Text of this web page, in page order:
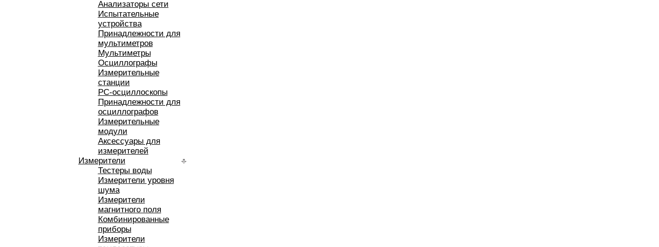
Анализаторы сети
Испытательные
устройства
Принадлежности для
мультиметров
Мультиметры
Осциллографы
Измерительные
станции
РС-осциллоскопы
Принадлежности для
осциллографов
Измерительные
модули
Аксессуары для
измерителей
Измерители
Тестеры воды
Измерители уровня
шума
Измерители
магнитного поля
Комбинированные
приборы
Измерители